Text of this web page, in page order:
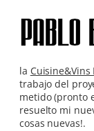
la Cuisine&Vins
trabajo del
metido (pronto
resuelto mi
cosas nuevas!.